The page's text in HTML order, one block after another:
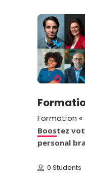
Formation «
Boostez
personal
0 Students